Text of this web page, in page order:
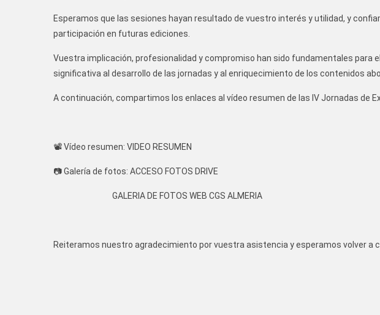
Esperamos que las sesiones hayan resultado de vuestro interés y utilidad, y
participación en futuras ediciones.
Vuestra implicación, profesionalidad y compromiso han sido fundamentales para
significativa al desarrollo de las jornadas y al enriquecimiento de los contenidos
A continuación, compartimos los enlaces al vídeo resumen de las IV Jornadas de
📽️ Vídeo resumen: VIDEO RESUMEN
📷 Galería de fotos: ACCESO FOTOS DRIVE
GALERIA DE FOTOS WEB CGS ALMERIA
Reiteramos nuestro agradecimiento por vuestra asistencia y esperamos volver a